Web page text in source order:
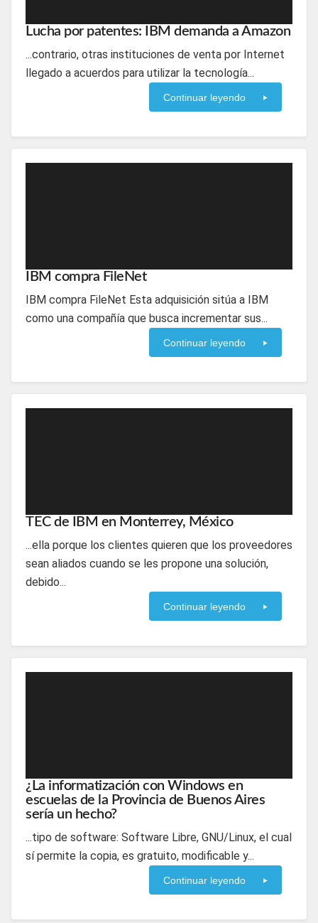
Lucha por patentes: IBM demanda a Amazon
...contrario, otras instituciones de venta por Internet
llegado a acuerdos para utilizar la tecnología...
Continuar leyendo
IBM compra FileNet
IBM compra FileNet Esta adquisición sitúa a IBM
como una compañía que busca incrementar sus...
Continuar leyendo
TEC de IBM en Monterrey, México
...ella porque los clientes quieren que los proveedores
sean aliados cuando se les propone una solución,
debido...
Continuar leyendo
¿La informatización con Windows en
escuelas de la Provincia de Buenos Aires
sería un hecho?
...tipo de software: Software Libre, GNU/Linux, el cual
sí permite la copia, es gratuito, modificable y...
Continuar leyendo